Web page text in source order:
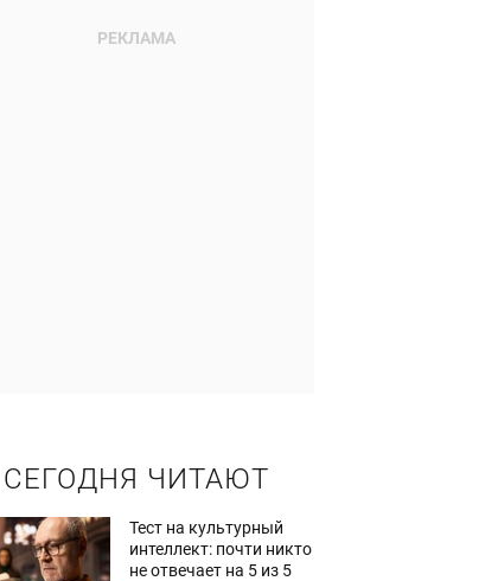
СЕГОДНЯ ЧИТАЮТ
Тест на культурный
интеллект: почти никто
не отвечает на 5 из 5